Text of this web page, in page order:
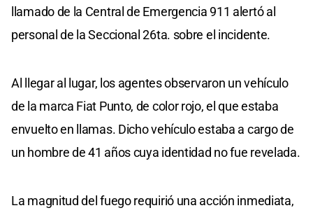
llamado de la Central de Emergencia 911 alertó al
personal de la Seccional 26ta. sobre el incidente.
Al llegar al lugar, los agentes observaron un vehículo
de la marca Fiat Punto, de color rojo, el que estaba
envuelto en llamas. Dicho vehículo estaba a cargo de
un hombre de 41 años cuya identidad no fue revelada.
La magnitud del fuego requirió una acción inmediata,